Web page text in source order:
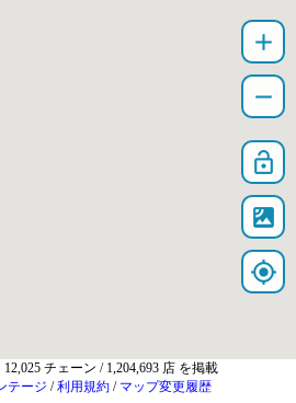
add
remove
lock_open
satellite
my_location
12,025 チェーン / 1,204,693 店 を掲載
テージ /利用規約 / マップ変更履歴